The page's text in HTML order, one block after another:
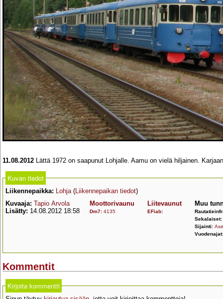
11.08.2012 Lättä 1972 on saapunut Lohjalle. Aamu on vielä hiljainen.
Kuvan tiedot
Liikennepaikka: Lohja(Liikennepaikan tiedot)
Kuvaaja: Tapio Arvola
Lisätty: 14.08.2012 18:58
Moottorivaunu
Dm7: 4135
Liitevaunut
EFiab:
Muu
Sekalaiset:
Sijainti:
Kommentit
Kirjoita kommentti